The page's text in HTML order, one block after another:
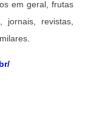
em geral, frutas
jornais, revistas,